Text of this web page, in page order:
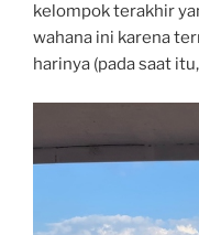
kelompok terakhir
wahana ini karena
harinya (pada saat